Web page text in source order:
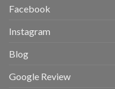
Facebook
Instagram
Blog
Google Review